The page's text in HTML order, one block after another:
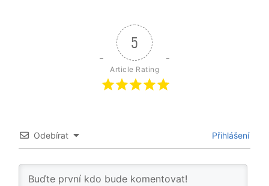
5
Article Rating
Odebírat Přihlášení